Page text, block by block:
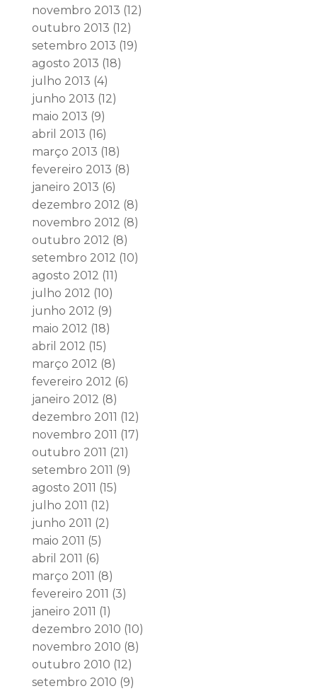
novembro 2013 (12)
outubro 2013 (12)
setembro 2013 (19)
agosto 2013 (18)
julho 2013 (4)
junho 2013 (12)
maio 2013 (9)
abril 2013 (16)
março 2013 (18)
fevereiro 2013 (8)
janeiro 2013 (6)
dezembro 2012 (8)
novembro 2012 (8)
outubro 2012 (8)
setembro 2012 (10)
agosto 2012 (11)
julho 2012 (10)
junho 2012 (9)
maio 2012 (18)
abril 2012 (15)
março 2012 (8)
fevereiro 2012 (6)
janeiro 2012 (8)
dezembro 2011 (12)
novembro 2011 (17)
outubro 2011 (21)
setembro 2011 (9)
agosto 2011 (15)
julho 2011 (12)
junho 2011 (2)
maio 2011 (5)
abril 2011 (6)
março 2011 (8)
fevereiro 2011 (3)
janeiro 2011 (1)
dezembro 2010 (10)
novembro 2010 (8)
outubro 2010 (12)
setembro 2010 (9)